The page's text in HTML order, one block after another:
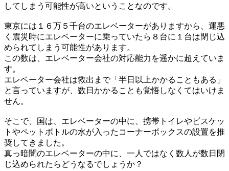
してしまう可能性が高いということなのです。
東京には１６万５千台のエレベーターがありますから、運悪
く震災時にエレベーターに乗っていたら８台に１台は閉じ込
められてしまう可能性があります。
この数は、エレベーター会社の対応能力を遥かに超えていま
す。
エレベーター会社は救出まで「半日以上かかることもある」
と言っていますが、数日かかることも覚悟しなくてはいけま
せん。
そこで、国は、エレベーターの中に、携帯トイレやビスケッ
トやペットボトルの水が入ったコーナーボックスの設置を推
奨してきました。
真っ暗闇のエレベーターの中に、一人ではなく数人が数日閉
じ込められたらどうなるでしょうか？